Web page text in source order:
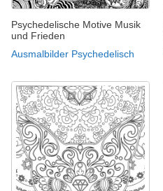
Psychedelische Motive Musik
und Frieden
Ausmalbilder Psychedelisch